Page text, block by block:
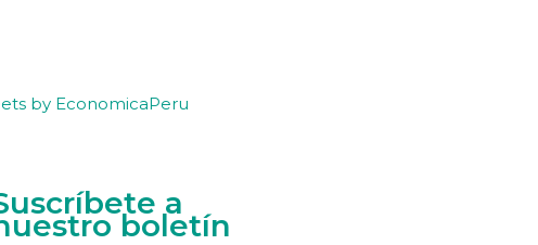
by EconomicaPeru
a
boletín